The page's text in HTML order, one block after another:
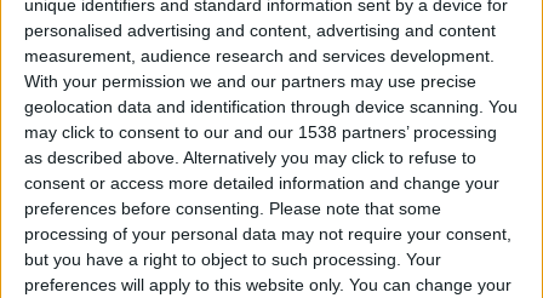
unique identifiers and standard information sent by a device for
personalised advertising and content, advertising and content
measurement, audience research and services development.
With your permission we and our partners may use precise
geolocation data and identification through device scanning. You
may click to consent to our and our 1538 partners’ processing
as described above. Alternatively you may click to refuse to
consent or access more detailed information and change your
preferences before consenting.
Please note that some
processing of your personal data may not require your consent,
but you have a right to object to such processing. Your
preferences will apply to this website only. You can change your
παλαιότερες οφειλές κουρεμένα ομόλογα ενώ έχουν
καταβάλει μεγάλες εκπτώσεις με επιστροφή χρημάτων
rebate και clawback).
Ο ΣΦΕΕ υπογραμμίζει στην επιστολή του ότι ο κλάδος
αναμένει να εκδοθεί άμεσα η υπουργική απόφαση που να
προβλέπει έκπτωση 1% για τις οφειλές έως τις 31.12.2011,
αλλά και να εκταμιευθούν τα χρήματα ώστε να πληρωθούν οι
εταιρείες για τους μήνες του 2012.